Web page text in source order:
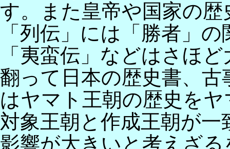
す。また皇帝や国家の
「列伝」には「勝者」
「夷蛮伝」などはさほ
翻って日本の歴史書、
はヤマト王朝の歴史を
対象王朝と作成王朝が
影響が大きいと考えざ